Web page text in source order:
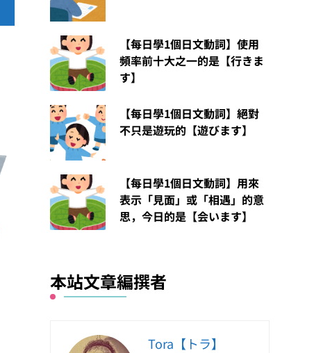
【每日學1個日文動詞】使用
頻率前十大之一的是【行きま
す】
【每日學1個日文動詞】絕對
不只是遊玩的【遊びます】
【每日學1個日文動詞】用來
表示「見面」或「相遇」的意
思，今日的是【会います】
本站文章編撰者
Tora【トラ】